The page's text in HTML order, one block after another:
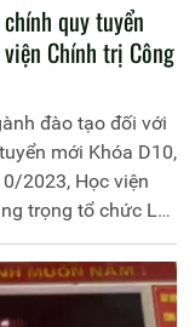
quy tuyển
Chính trị Công
đào tạo đối với
mới Khóa D10,
2023, Học viện
trọng tổ chức Lễ